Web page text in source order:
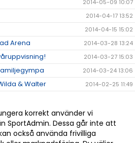
2014-05-09 10:07
2014-04-17 13:52
2014-04-15 15:02
Arena 2014-03-28 13:24
2014-03-27 15:03
2014-03-24 13:06
& Walter 2014-02-25 11:49
2013-12-12 13:36
2013-12-12 13:35
2013-12-12 13:34
korrekt använder vi
SportAdmin. Dessa går inte att
också använda frivilliga